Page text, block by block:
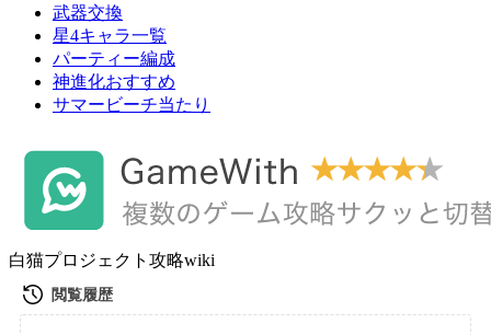
武器交換
星4キャラ一覧
パーティー編成
神進化おすすめ
サマービーチ当たり
白猫プロジェクト攻略wiki